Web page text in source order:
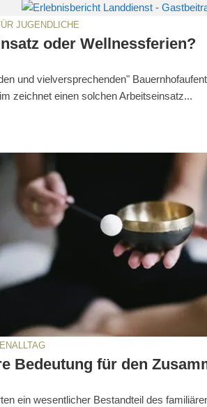
JUGENDLICHE
oder Wellnessferien?
und vielversprechenden"
zeichnet einen solchen Arbeitseinsatz...
Bedeutung für den
ein wesentlicher Bestandteil des